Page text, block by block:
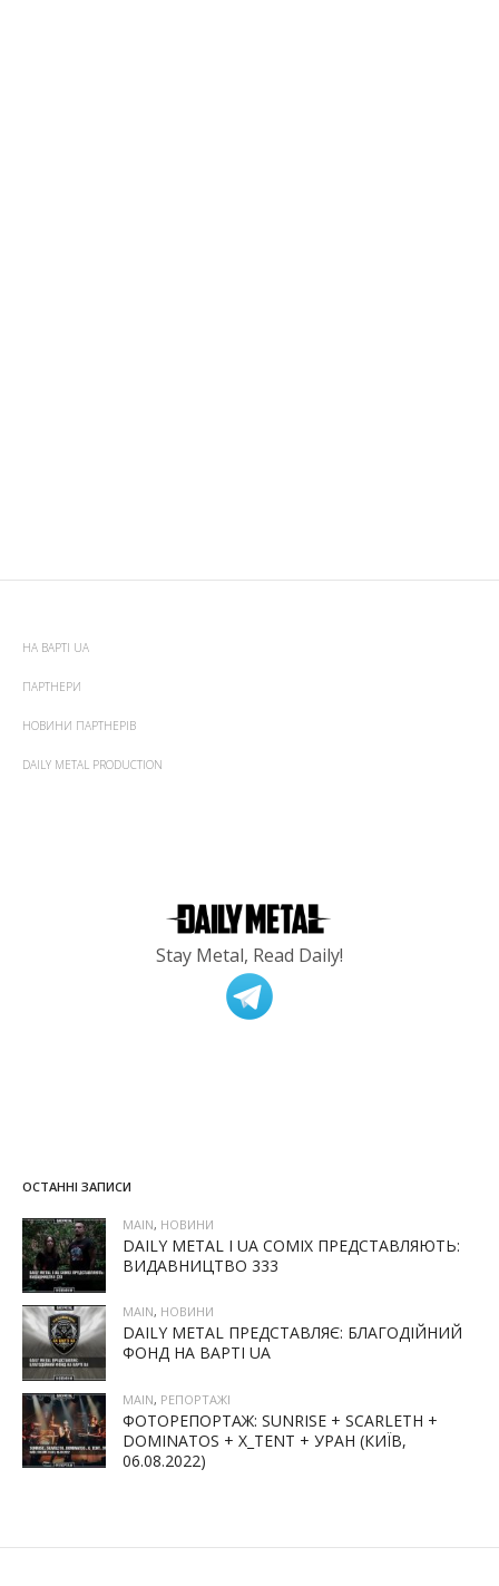
НА ВАРТІ UA
ПАРТНЕРИ
НОВИНИ ПАРТНЕРІВ
DAILY METAL PRODUCTION
Stay Metal, Read Daily!
ОСТАННІ ЗАПИСИ
MAIN, НОВИНИ
DAILY METAL І UA COMIX ПРЕДСТАВЛЯЮТЬ:
ВИДАВНИЦТВО 333
MAIN, НОВИНИ
DAILY METAL ПРЕДСТАВЛЯЄ: БЛАГОДІЙНИЙ
ФОНД НА ВАРТІ UA
MAIN, РЕПОРТАЖІ
ФОТОРЕПОРТАЖ: SUNRISE + SCARLETH +
DOMINATOS + X_TENT + УРАН (КИЇВ,
06.08.2022)